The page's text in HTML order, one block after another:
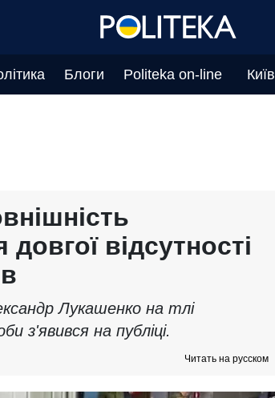
Блоги Politeka on-line Київ
відсутності
Лукашенко на тлі
з'явився на публіці.
Читать на русском